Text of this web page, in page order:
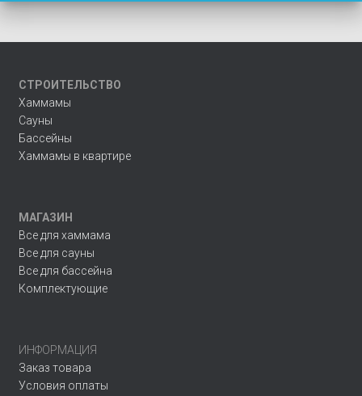
СТРОИТЕЛЬСТВО
Хаммамы
Сауны
Бассейны
Хаммамы в квартире
МАГАЗИН
Все для хаммама
Все для сауны
Все для бассейна
Комплектующие
ИНФОРМАЦИЯ
Заказ товара
Условия оплаты